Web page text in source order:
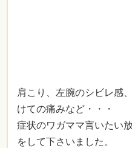
肩こり、左腕のシビレ感
けての痛みなど・・・
症状のワガママ言いたい
をして下さいました。